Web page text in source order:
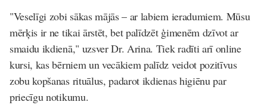
"Veselīgi zobi sākas mājās – ar labiem ieradumiem. Mūsu
mērķis ir ne tikai ārstēt, bet palīdzēt ģimenēm dzīvot ar
smaidu ikdienā," uzsver Dr. Arina. Tiek radīti arī online
kursi, kas bērniem un vecākiem palīdz veidot pozitīvus
zobu kopšanas rituālus, padarot ikdienas higiēnu par
priecīgu notikumu.